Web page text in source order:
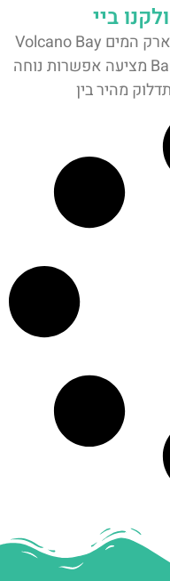
חבוי בכפר יער הגשם השופע של פארק המים Volcano Bay
של יוניברסל אורלנדו, מסעדת Bambu מציעה אפשרות נוחה
מהיר בין